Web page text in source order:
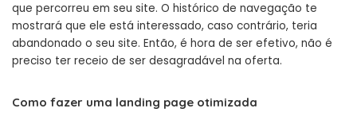
que percorreu em seu site. O histórico de navegação te
mostrará que ele está interessado, caso contrário, teria
abandonado o seu site. Então, é hora de ser efetivo, não é
preciso ter receio de ser desagradável na oferta.
Como fazer uma landing page otimizada